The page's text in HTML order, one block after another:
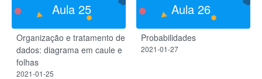
Aula 25
Organização e tratamento de
dados: diagrama em caule e
folhas
2021-01-25
Aula 26
Probabilidades
2021-01-27